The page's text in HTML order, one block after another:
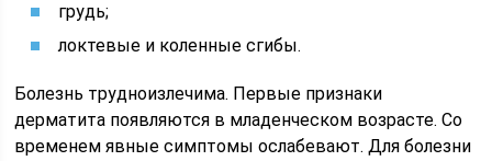
грудь;
локтевые и коленные сгибы.
Болезнь трудноизлечима. Первые признаки
дерматита появляются в младенческом возрасте. Со
временем явные симптомы ослабевают. Для болезни